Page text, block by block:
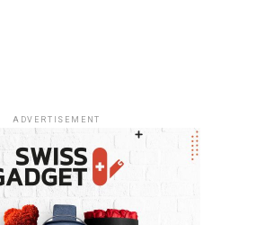
ADVERTISEMENT